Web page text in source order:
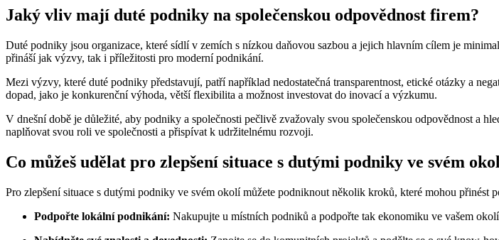
Jaký vliv mají duté podniky na společenskou odpovědnost firem?
Duté podniky jsou organizace, které sídlí v zemích s nízkou daňovou sazbou a jejich hlavním cílem je
přináší jak výzvy, tak i příležitosti pro moderní podnikání.
Mezi výzvy, které duté podniky představují, patří například nedostatečná transparentnost, etické otázky a
dopad, jako je konkurenční výhoda, větší flexibilita a možnost investovat do inovací a výzkumu.
V dnešní době je důležité, aby podniky a společnosti pečlivě zvažovaly svou společenskou odpovědnost a
naplňovat svou roli ve společnosti a přispívat k udržitelnému rozvoji.
Co můžeš udělat pro zlepšení situace s dutými podniky ve svém
Pro zlepšení situace s dutými podniky ve svém okolí můžete podniknout několik kroků, které mohou přinést
Podpořte lokální podnikání: Nakupujte u místních podniků a podpořte tak ekonomiku ve vašem